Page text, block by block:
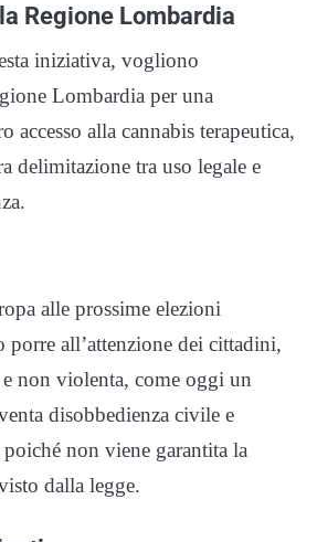
Regione Lombardia
iniziativa, vogliono
Lombardia per una
accesso alla cannabis terapeutica,
delimitazione tra uso legale e
alle prossime elezioni
all’attenzione dei cittadini,
non violenta, come oggi un
disobbedienza civile e
non viene garantita la
dalla legge.